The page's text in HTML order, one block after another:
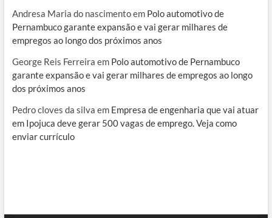
Andresa Maria do nascimentoem Polo automotivo de
Pernambuco garante expansão e vai gerar milhares de
empregos ao longo dos próximos anos
George Reis Ferreira em Polo automotivo de Pernambuco
garante expansão e vai gerar milhares de empregos ao longo
dos próximos anos
Pedro cloves da silva em Empresa de engenharia que vai atuar
em Ipojuca deve gerar 500 vagas de emprego. Veja como
enviar currículo